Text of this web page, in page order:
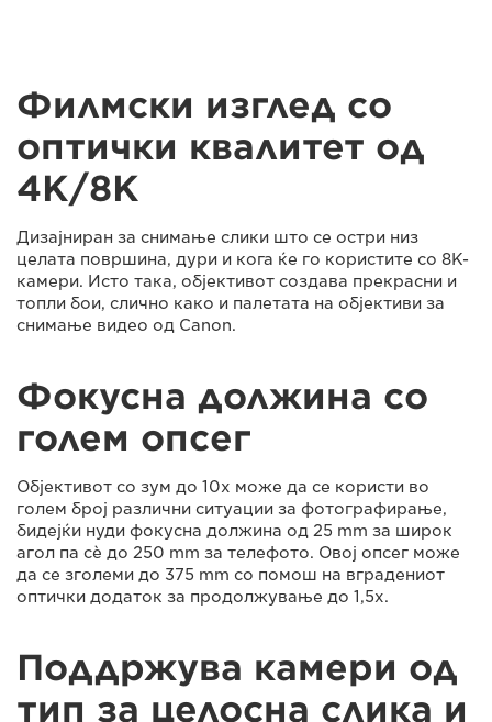
Филмски изглед со
оптички квалитет од
4K/8K
Дизајниран за снимање слики што се остри низ
целата површина, дури и кога ќе го користите со 8K-
камери. Исто така, објективот создава прекрасни и
топли бои, слично како и палетата на објективи за
снимање видео од Canon.
Фокусна должина со
голем опсег
Објективот со зум до 10x може да се користи во
голем број различни ситуации за фотографирање,
бидејќи нуди фокусна должина од 25 mm за широк
агол па сè до 250 mm за телефото. Овој опсег може
да се зголеми до 375 mm со помош на вградениот
оптички додаток за продолжување до 1,5x.
Поддржува камери од
тип за целосна слика и